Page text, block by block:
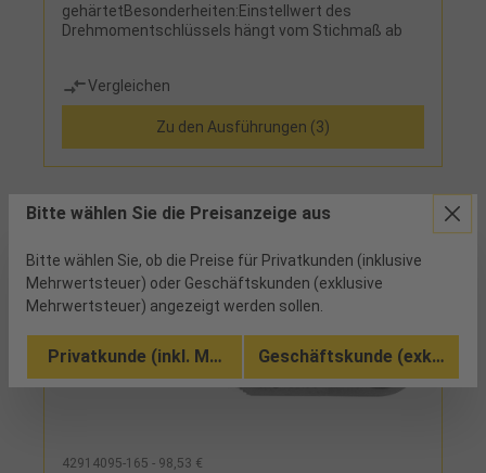
gehärtetBesonderheiten:Einstellwert des
Drehmomentschlüssels hängt vom Stichmaß ab
Vergleichen
Zu den Ausführungen (3)
42914095-165 - 98,53 €
Bitte wählen Sie die Preisanzeige aus
Bitte wählen Sie, ob die Preise für Privatkunden (inklusive
Mehrwertsteuer) oder Geschäftskunden (exklusive
Mehrwertsteuer) angezeigt werden sollen.
Privatkunde (inkl. MwSt.) Geschäftskunde (exkl.